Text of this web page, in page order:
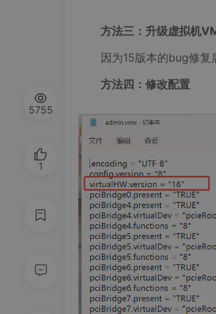
方法三：升级虚拟机
因为15版本的bug修复
方法四：修改配置
5755
1